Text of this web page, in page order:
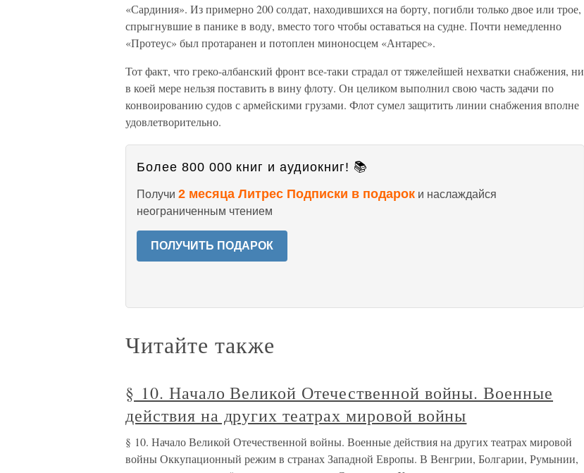
«Сардиния». Из примерно 200 солдат, находившихся на борту, погибли только двое или трое,
спрыгнувшие в панике в воду, вместо того чтобы оставаться на судне. Почти немедленно
«Протеус» был протаранен и потоплен миноносцем «Антарес».
Тот факт, что греко-албанский фронт все-таки страдал от тяжелейшей нехватки снабжения, ни
в коей мере нельзя поставить в вину флоту. Он целиком выполнил свою часть задачи по
конвоированию судов с армейскими грузами. Флот сумел защитить линии снабжения вполне
удовлетворительно.
Более 800 000 книг и аудиокниг! 📚
Получи 2 месяца Литрес Подписки в подарок и наслаждайся
неограниченным чтением
ПОЛУЧИТЬ ПОДАРОК
Читайте также
§ 10. Начало Великой Отечественной войны. Военные
действия на других театрах мировой войны
§ 10. Начало Великой Отечественной войны. Военные действия на других театрах мировой
войны Оккупационный режим в странах Западной Европы. В Венгрии, Болгарии, Румынии,